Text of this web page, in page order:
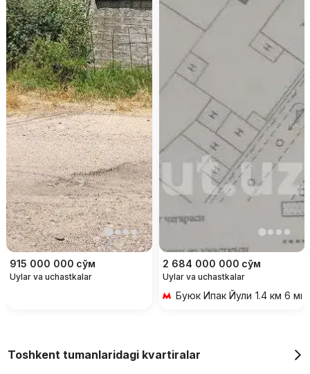
915 000 000 сўм
Uylar va uchastkalar
2 684 000 000 сўм
Uylar va uchastkalar
Буюк Ипак Йули 1.4 км 6
Toshkent tumanlaridagi kvartiralar